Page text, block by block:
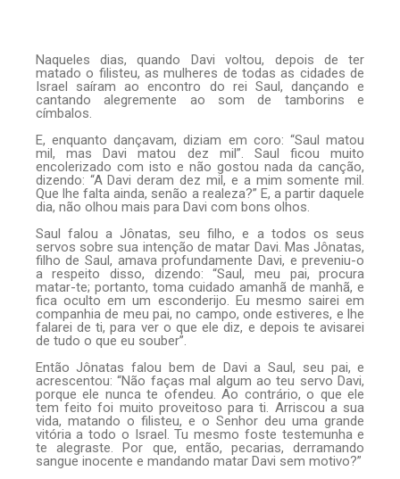
Naqueles dias, quando Davi voltou, depois de ter
matado o filisteu, as mulheres de todas as cidades de
Israel saíram ao encontro do rei Saul, dançando e
cantando alegremente ao som de tamborins e
címbalos.
E, enquanto dançavam, diziam em coro: “Saul matou
mil, mas Davi matou dez mil”. Saul ficou muito
encolerizado com isto e não gostou nada da canção,
dizendo: “A Davi deram dez mil, e a mim somente mil.
Que lhe falta ainda, senão a realeza?” E, a partir daquele
dia, não olhou mais para Davi com bons olhos.
Saul falou a Jônatas, seu filho, e a todos os seus
servos sobre sua intenção de matar Davi. Mas Jônatas,
filho de Saul, amava profundamente Davi, e preveniu-o
a respeito disso, dizendo: “Saul, meu pai, procura
matar-te; portanto, toma cuidado amanhã de manhã, e
fica oculto em um esconderijo. Eu mesmo sairei em
companhia de meu pai, no campo, onde estiveres, e lhe
falarei de ti, para ver o que ele diz, e depois te avisarei
de tudo o que eu souber”.
Então Jônatas falou bem de Davi a Saul, seu pai, e
acrescentou: “Não faças mal algum ao teu servo Davi,
porque ele nunca te ofendeu. Ao contrário, o que ele
tem feito foi muito proveitoso para ti. Arriscou a sua
vida, matando o filisteu, e o Senhor deu uma grande
vitória a todo o Israel. Tu mesmo foste testemunha e
te alegraste. Por que, então, pecarias, derramando
sangue inocente e mandando matar Davi sem motivo?”